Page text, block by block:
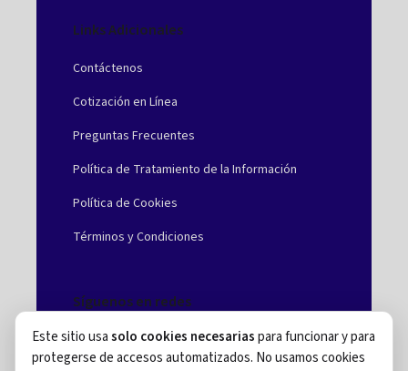
Links Adicionales
Contáctenos
Cotización en Línea
Preguntas Frecuentes
Política de Tratamiento de la Información
Política de Cookies
Términos y Condiciones
Síguenos en redes
Facebook
Este sitio usasolo cookies necesariaspara funcionar y para
protegerse de accesos automatizados. No usamos cookies